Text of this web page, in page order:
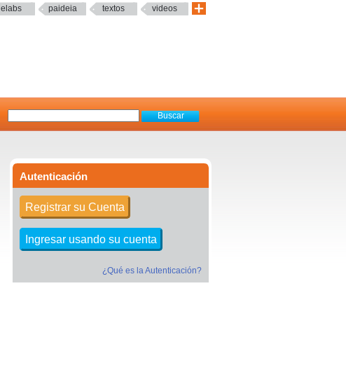
elabs paideia textos videos
Autenticación
Registrar su Cuenta
Ingresar usando su cuenta
¿Qué es la Autenticación?